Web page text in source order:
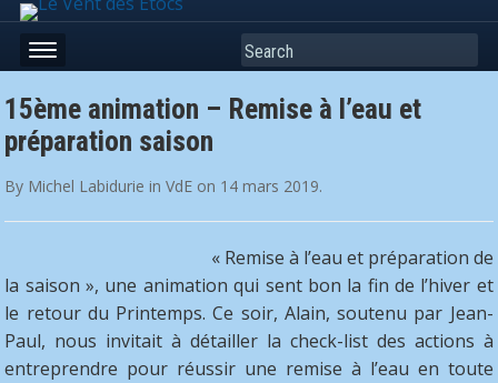
Search
15ème animation – Remise à l’eau et
préparation saison
By Michel Labidurie inVdE on 14 mars 2019.
« Remise à l’eau et préparation de
la saison », une animation qui sent bon la fin de l’hiver et
le retour du Printemps. Ce soir, Alain, soutenu par Jean-
Paul, nous invitait à détailler la check-list des actions à
entreprendre pour réussir une remise à l’eau en toute